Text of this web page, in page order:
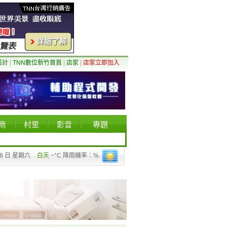
計 TNN數位新竹首頁 店家 店家立即加入
村里 影音 專題
日 星期六 白天 ~°C 降雨機率：%